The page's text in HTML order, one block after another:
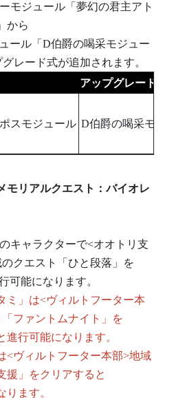
ジュール「夢幻の君主アト
から
ル「D伯爵の喝采モジュー
レード式が追加されます。
アップグレード後
スモジュール D伯爵の喝采モジュ
リアルクエスト：バイオレ
ャラクターで<オオトリ支
クエスト「ひと段落」を
能になります。
ミ」は<ヴィルトフーター本
ファントムナイト」を
可能になります。
ィルトフーター本部>地域
援」をクリアすると
ます。